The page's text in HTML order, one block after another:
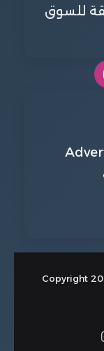
للسوق
انستقرام
انستقرام